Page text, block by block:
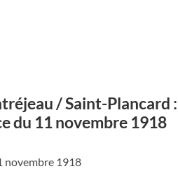
/ Saint-Plancard
du 11 novembre 1918
novembre 1918